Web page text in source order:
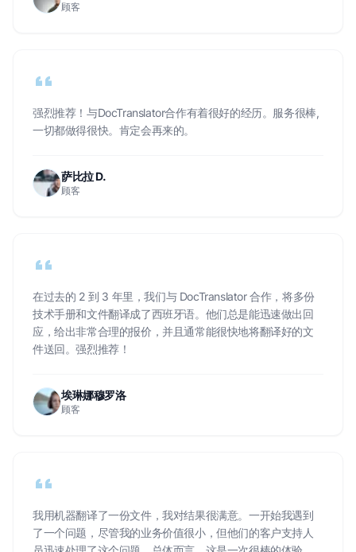
顾客
强烈推荐！与DocTranslator合作有着很好的经历。服务很棒,
一切都做得很快。肯定会再来的。
萨比拉 D.
顾客
在过去的 2 到 3 年里，我们与 DocTranslator 合作，将多份
技术手册和文件翻译成了西班牙语。他们总是能迅速做出回
应，给出非常合理的报价，并且通常能很快地将翻译好的文
件送回。强烈推荐！
埃琳娜穆罗洛
顾客
我用机器翻译了一份文件，我对结果很满意。一开始我遇到
了一个问题，尽管我的业务价值很小，但他们的客户支持人